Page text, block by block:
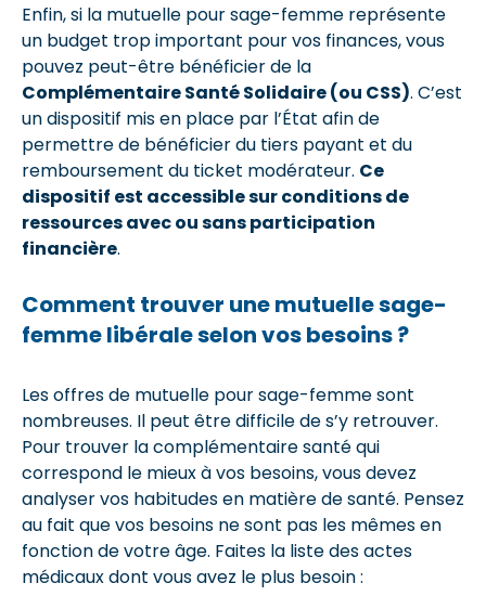
Enfin, si la mutuelle pour sage-femme représente
un budget trop important pour vos finances, vous
pouvez peut-être bénéficier de la
Complémentaire Santé Solidaire (ou CSS). C’est
un dispositif mis en place par l’État afin de
permettre de bénéficier du tiers payant et du
remboursement du ticket modérateur. Ce
dispositif est accessible sur conditions de
ressources avec ou sans participation
financière.
Comment trouver une mutuelle sage-
femme libérale selon vos besoins ?
Les offres de mutuelle pour sage-femme sont
nombreuses. Il peut être difficile de s’y retrouver.
Pour trouver la complémentaire santé qui
correspond le mieux à vos besoins, vous devez
analyser vos habitudes en matière de santé. Pensez
au fait que vos besoins ne sont pas les mêmes en
fonction de votre âge. Faites la liste des actes
médicaux dont vous avez le plus besoin :